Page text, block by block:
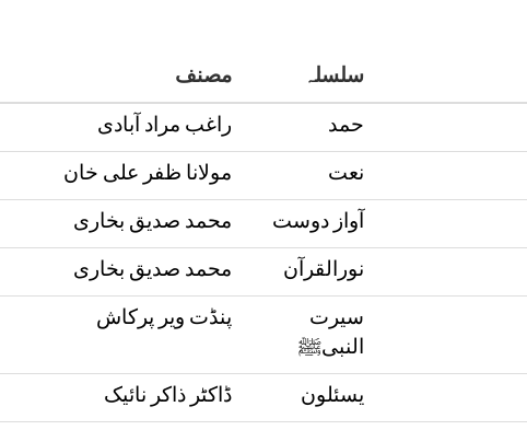
سلسلہ
مصنف
حمد
راغب مراد آبادی
نعت
مولانا ظفر علی خان
آواز دوست
محمد صدیق بخاری
نورالقرآن
محمد صدیق بخاری
سیرت
النبیﷺ
پنڈت ویر پرکاش
یسئلون
ڈاکٹر ذاکر نائیک